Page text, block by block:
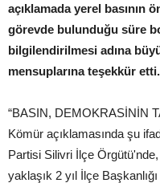
açıklamada yerel basının
görevde bulunduğu süre
bilgilendirilmesi adına
mensuplarına teşekkür etti.
“BASIN, DEMOKRASİNİN
Kömür açıklamasında şu
Partisi Silivri İlçe
yaklaşık 2 yıl İlçe